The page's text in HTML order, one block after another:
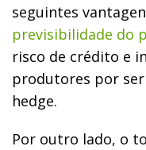
seguintes
previsibilidade do
risco de crédito e
produtores por
hedge.
Por outro lado, o